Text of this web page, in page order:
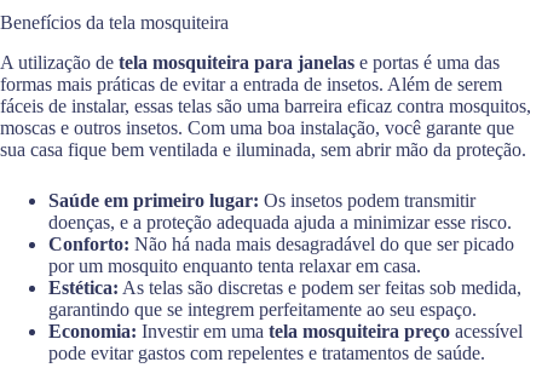
Benefícios da tela mosquiteira
A utilização de tela mosquiteira para janelas e portas é uma das
formas mais práticas de evitar a entrada de insetos. Além de serem
fáceis de instalar, essas telas são uma barreira eficaz contra mosquitos,
moscas e outros insetos. Com uma boa instalação, você garante que
sua casa fique bem ventilada e iluminada, sem abrir mão da proteção.
Saúde em primeiro lugar: Os insetos podem transmitir
doenças, e a proteção adequada ajuda a minimizar esse risco.
Conforto: Não há nada mais desagradável do que ser picado
por um mosquito enquanto tenta relaxar em casa.
Estética: As telas são discretas e podem ser feitas sob medida,
garantindo que se integrem perfeitamente ao seu espaço.
Economia: Investir em uma tela mosquiteira preço acessível
pode evitar gastos com repelentes e tratamentos de saúde.